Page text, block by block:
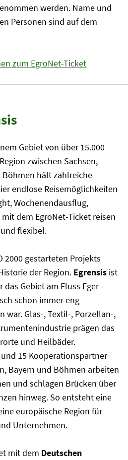
werden. Name und
Personen sind auf dem
zum EgroNet-Ticket
Gebiet von über 15.000
zwischen Sachsen,
hält zahlreiche
endlose Reisemöglichkeiten
Wochenendausflug,
dem EgroNet-Ticket reisen
flexibel.
2000 gestarteten Projekts
der Region. Egrensis ist
Gebiet am Fluss Eger -
schon immer eng
war. Glas-, Textil-, Porzellan-,
prägen das
und Heilbäder.
15 Kooperationspartner
Bayern und Böhmen arbeiten
und schlagen Brücken über
hinweg. So entsteht eine
europäische Region für
Unternehmen.
mit dem Deutschen